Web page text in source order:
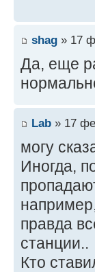
shag » 17
Да, еще
Lab » 17
могу
Иногда,
правда
станции..
Кто